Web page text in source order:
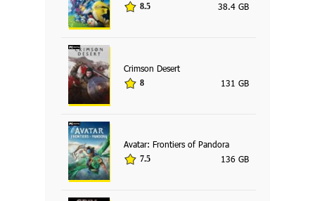
8.5 38.4 GB
Crimson Desert
8 131 GB
Avatar: Frontiers of Pandora
7.5 136 GB